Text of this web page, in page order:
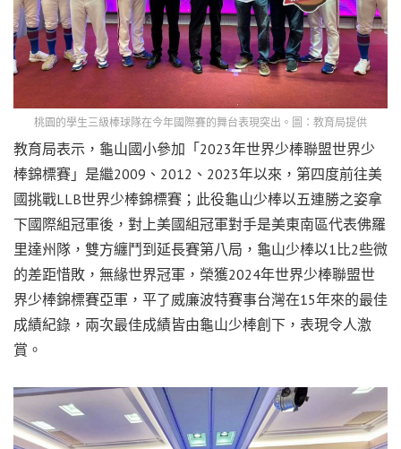
桃園的學生三級棒球隊在今年國際賽的舞台表現突出。圖：教育局提供
教育局表示，龜山國小參加「2023年世界少棒聯盟世界少
棒錦標賽」是繼2009、2012、2023年以來，第四度前往美
國挑戰LLB世界少棒錦標賽；此役龜山少棒以五連勝之姿拿
下國際組冠軍後，對上美國組冠軍對手是美東南區代表佛羅
里達州隊，雙方纏鬥到延長賽第八局，龜山少棒以1比2些微
的差距惜敗，無緣世界冠軍，榮獲2024年世界少棒聯盟世
界少棒錦標賽亞軍，平了威廉波特賽事台灣在15年來的最佳
成績紀錄，兩次最佳成績皆由龜山少棒創下，表現令人激
賞。